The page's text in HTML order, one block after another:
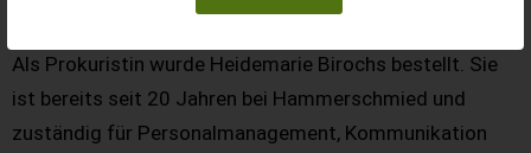
Als Prokuristin wurde Heidemarie Birochs bestellt. Sie
ist bereits seit 20 Jahren bei Hammerschmied und
zuständig für Personalmanagement, Kommunikation